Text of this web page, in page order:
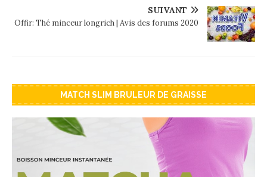
SUIVANT
Offir: Thé minceur longrich | Avis des forums 2020
MATCH SLIM BRULEUR DE GRAISSE